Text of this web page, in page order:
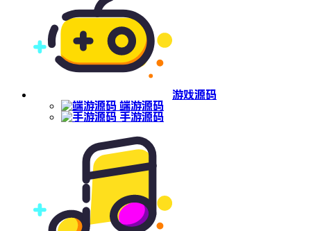
游戏源码
端游源码
手游源码